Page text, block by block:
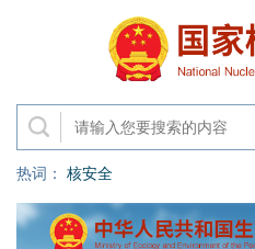
热词： 核安全